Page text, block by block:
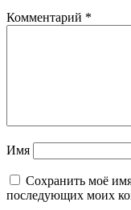
Комментарий *
Имя
Сохранить моё
последующих моих